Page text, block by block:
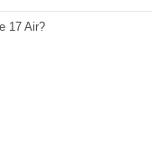
17 Air?